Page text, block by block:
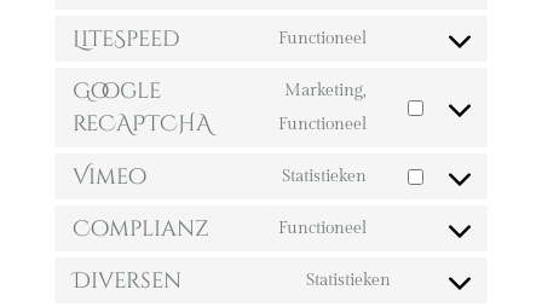
themes)
stripe
LiteSpeed
Functioneel
service
Google
reCAPTCHA
Marketing,
Functioneel
service
Vimeo
Statistieken
Complianz
Functioneel
to
Diversen
Statistieken
Consent